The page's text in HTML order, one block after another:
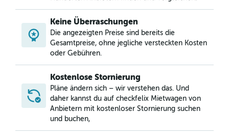
Mietwagen in Newtown, Sydney
Mietwagen in Paddington, Sydney
Mietwagen in Potts Point, Sydney
Keine Überraschungen
Die angezeigten Preise sind bereits die
Gesamtpreise, ohne jegliche versteckten Kosten
oder Gebühren.
Kostenlose Stornierung
Pläne ändern sich – wir verstehen das. Und
daher kannst du auf checkfelix Mietwagen von
Anbietern mit kostenloser Stornierung suchen
und buchen,